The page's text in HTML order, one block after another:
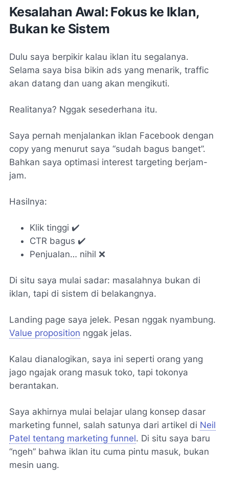
Kesalahan Awal: Fokus ke Iklan,
Bukan ke Sistem
Dulu saya berpikir kalau iklan itu segalanya.
Selama saya bisa bikin ads yang menarik, traffic
akan datang dan uang akan mengikuti.
Realitanya? Nggak sesederhana itu.
Saya pernah menjalankan iklan Facebook dengan
copy yang menurut saya “sudah bagus banget”.
Bahkan saya optimasi interest targeting berjam-
jam.
Hasilnya:
Klik tinggi ✔️
CTR bagus ✔️
Penjualan… nihil ❌
Di situ saya mulai sadar: masalahnya bukan di
iklan, tapi di sistem di belakangnya.
Landing page saya jelek. Pesan nggak nyambung.
Value proposition nggak jelas.
Kalau dianalogikan, saya ini seperti orang yang
jago ngajak orang masuk toko, tapi tokonya
berantakan.
Saya akhirnya mulai belajar ulang konsep dasar
marketing funnel, salah satunya dari artikel di Neil
Patel tentang marketing funnel. Di situ saya baru
“ngeh” bahwa iklan itu cuma pintu masuk, bukan
mesin uang.